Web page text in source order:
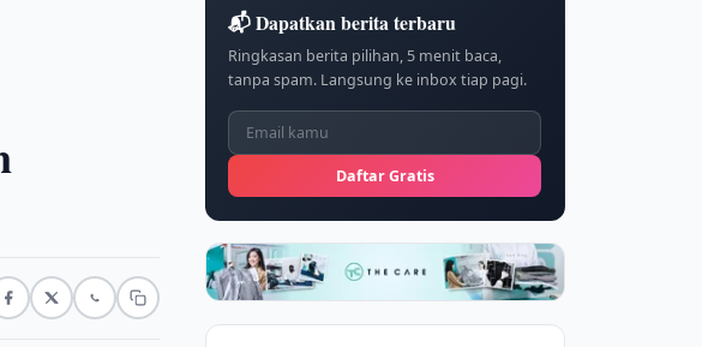
📬 Dapatkan berita terbaru
Ringkasan berita pilihan, 5 menit baca,
tanpa spam. Langsung ke inbox tiap pagi.
Daftar Gratis